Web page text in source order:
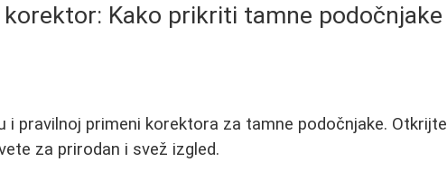
Kako prikriti tamne podočnjake
i pravilnoj primeni korektora za tamne podočnjake. Otkrijte
za prirodan i svež izgled.